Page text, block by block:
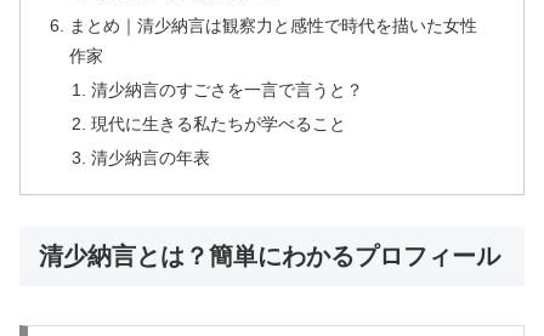
まとめ｜清少納言は観察力と感性で時代を描いた女性
作家
清少納言のすごさを一言で言うと？
現代に生きる私たちが学べること
清少納言の年表
清少納言とは？簡単にわかるプロフィール